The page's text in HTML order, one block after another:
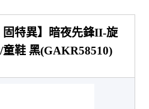
固特異】暗夜先鋒II-旋
鞋 黑(GAKR58510)